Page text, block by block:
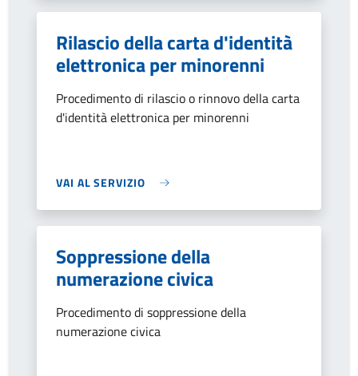
Rilascio della carta d'identità
elettronica per minorenni
Procedimento di rilascio o rinnovo della carta
d'identità elettronica per minorenni
VAI AL SERVIZIO
Soppressione della
numerazione civica
Procedimento di soppressione della
numerazione civica